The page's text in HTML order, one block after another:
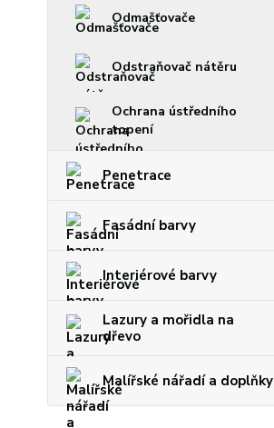
Odmašťovače
Odstraňovač nátěru
Ochrana ústředního
topení
Penetrace
Fasádní barvy
Interiérové barvy
Lazury a mořidla na
dřevo
Malířské nářadí a doplňky